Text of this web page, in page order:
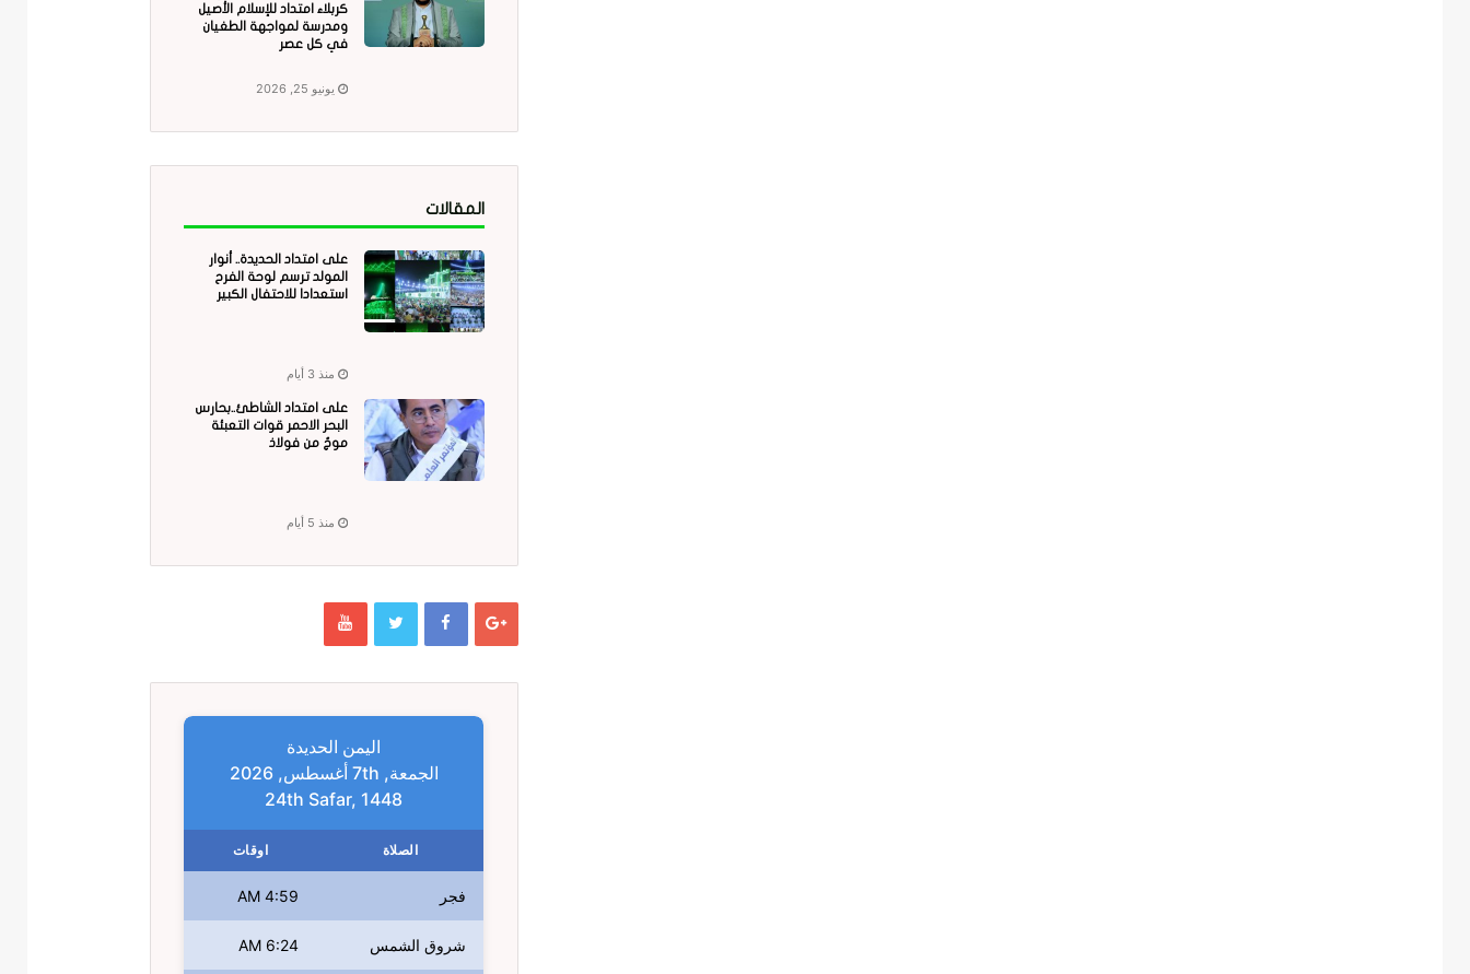
كربلاء امتداد للإسلام الأصيل
ومدرسة لمواجهة الطغيان
في كل عصر
يونيو 25, 2026
المقالات
على امتداد الحديدة.. أنوار
المولد ترسم لوحة الفرح
استعدادا للاحتفال الكبير
منذ 3 أيام
على امتداد الشاطئ..بحارس
البحر الاحمر قوات التعبئة
موجٌ من فولاذ
منذ 5 أيام
اليمن الحديدة
الجمعة, 7th أغسطس, 2026
24th Safar, 1448
الصلاة اوقات
فجر 4:59 AM
شروق الشمس 6:24 AM